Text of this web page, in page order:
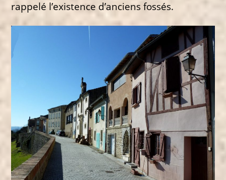
rappelé l’existence d’anciens fossés.